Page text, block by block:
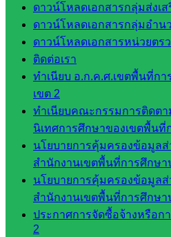
ดาวน์โหลดเอกสารกลุ่มส่งเ
ดาวน์โหลดเอกสารกลุ่มอำน
ดาวน์โหลดเอกสารหน่วยตร
ติดต่อเรา
ทำเนียบ อ.ก.ค.ศ.เขตพื้นที่ก
เขต 2
ทำเนียบคณะกรรมการติดตา
นิเทศการศึกษาของเขตพื้นที่
นโยบายการคุ้มครองข้อมูลส่
สำนักงานเขตพื้นที่การศึกษา
นโยบายการคุ้มครองข้อมูลส่
สำนักงานเขตพื้นที่การศึกษา
ประกาศการจัดซื้อจ้างหรือก
2
ดาวน์โหลด
เอกสาร
กลุ่
มอำนวย
การ
กลุ่ม
บริหาร
งานงาน
เงินและ
สินทรัพย์
กลุ่มน